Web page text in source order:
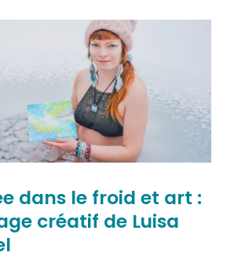
dans le froid et art :
créatif de Luisa